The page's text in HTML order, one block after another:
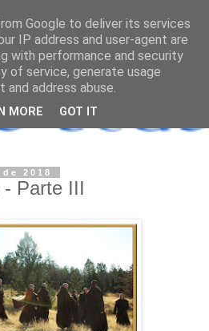
2018
- Parte III
Google to deliver its services
IP address and user-agent are
with performance and security
of service, generate usage
address abuse.
MORE GOT IT